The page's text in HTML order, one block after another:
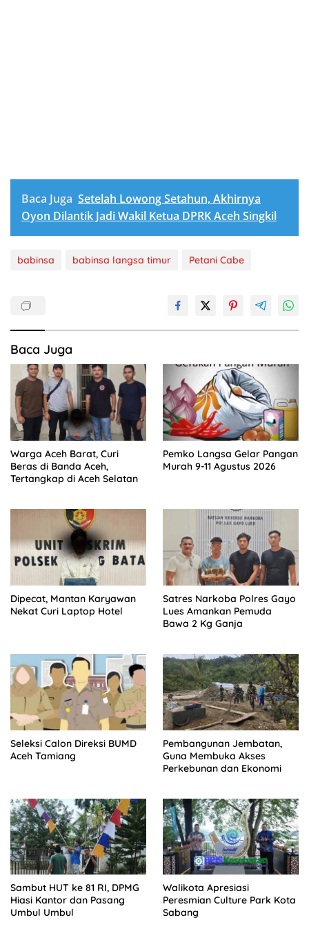
Baca Juga Setelah Lowong Setahun, Akhirnya
Oyon Dilantik Jadi Wakil Ketua DPRK Aceh Singkil
babinsa babinsa langsa timur Petani Cabe
Baca Juga
Warga Aceh Barat, Curi
Beras di Banda Aceh,
Tertangkap di Aceh Selatan
Pemko Langsa Gelar Pangan
Murah 9-11 Agustus 2026
Dipecat, Mantan Karyawan
Nekat Curi Laptop Hotel
Satres Narkoba Polres Gayo
Lues Amankan Pemuda
Bawa 2 Kg Ganja
Seleksi Calon Direksi BUMD
Aceh Tamiang
Pembangunan Jembatan,
Guna Membuka Akses
Perkebunan dan Ekonomi
Sambut HUT ke 81 RI, DPMG
Hiasi Kantor dan Pasang
Umbul Umbul
Walikota Apresiasi
Peresmian Culture Park Kota
Sabang